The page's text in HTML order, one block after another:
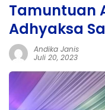
Tamuntuan
Adhyaksa
Andika Janis
Juli 20, 2023